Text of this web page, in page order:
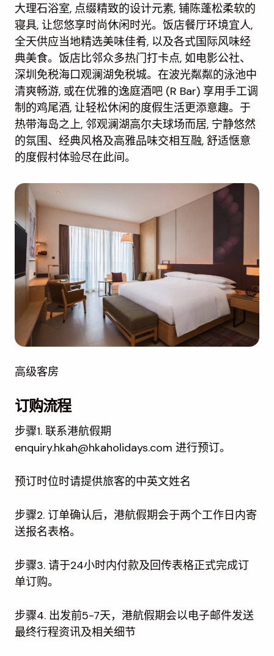
大理石浴室, 点缀精致的设计元素, 铺陈蓬松柔软的
寝具, 让您悠享时尚休闲时光。饭店餐厅环境宜人,
全天供应当地精选美味佳肴, 以及各式国际风味经
典美食。饭店比邻众多热门打卡点, 如电影公社、
深圳免税海口观澜湖免税城。在波光粼粼的泳池中
清爽畅游, 或在优雅的逸庭酒吧 (R Bar) 享用手工调
制的鸡尾酒, 让轻松休闲的度假生活更添意趣。于
热带海岛之上, 邻观澜湖高尔夫球场而居, 宁静悠然
的氛围、经典风格及高雅品味交相互融, 舒适惬意
的度假村体验尽在此间。
高级客房
订购流程
步骤1. 联系港航假期
enquiry.hkah@hkaholidays.com 进行预订。
预订时位时请提供旅客的中英文姓名
步骤2. 订单确认后，港航假期会于两个工作日内寄
送报名表格。
步骤3. 请于24小时内付款及回传表格正式完成订
单订购。
步骤4. 出发前5-7天，港航假期会以电子邮件发送
最终行程资讯及相关细节